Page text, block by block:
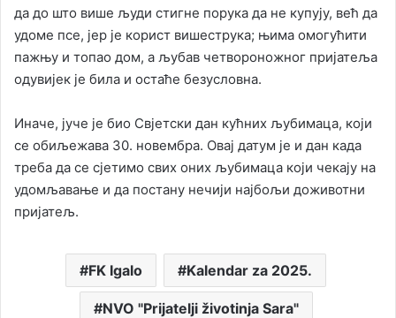
да до што више људи стигне порука да не купују, већ да
удоме псе, јер је корист вишеструка; њима омогућити
пажњу и топао дом, а љубав четвороножног пријатеља
одувијек је била и остаће безусловна.
Иначе, јуче је био Свјетски дан кућних љубимаца, који
се обиљежава 30. новембра. Овај датум је и дан када
треба да се сјетимо свих оних љубимаца који чекају на
удомљавање и да постану нечији најбољи доживотни
пријатељ.
FK Igalo Kalendar za 2025.
NVO "Prijatelji životinja Sara"